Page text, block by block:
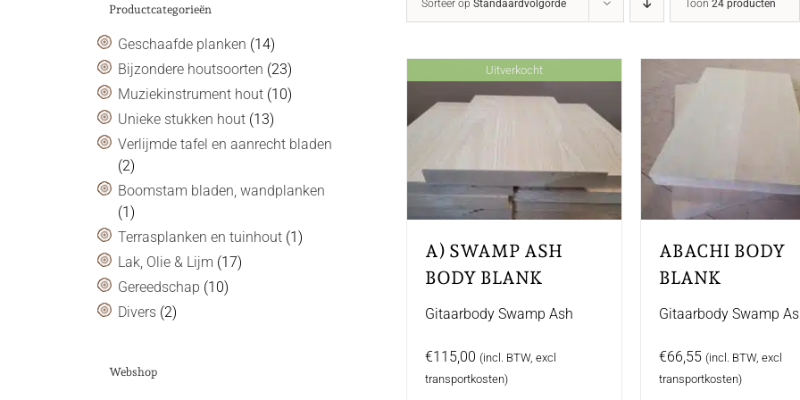
Sorteer op Standaardvolgorde Toon 24 producten
Uitverkocht
A) SWAMP ASH
BODY BLANK
Gitaarbody Swamp Ash
€115,00 (incl. BTW, excl
transportkosten)
ABACHI BODY
BLANK
Gitaarbody Swamp
€66,55 (incl. BTW, excl
transportkosten)
Productcategorieën
Geschaafde planken (14)
Bijzondere houtsoorten (23)
Muziekinstrument hout (10)
Unieke stukken hout (13)
Verlijmde tafel en aanrecht bladen
(2)
Boomstam bladen, wandplanken
(1)
Terrasplanken en tuinhout (1)
Lak, Olie & Lijm (17)
Gereedschap (10)
Divers (2)
Webshop